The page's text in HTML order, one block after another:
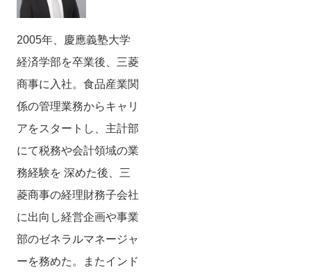
2005年、慶應義塾大学
経済学部を卒業後、三菱
商事に入社。食品産業関
係の管理業務からキャリ
アをスタートし、主計部
にて税務や会計領域の業
務経験を 深めた後、三
菱商事の経理財務子会社
に出向し経営企画や事業
部のゼネラルマネージャ
ーを務めた。またインド